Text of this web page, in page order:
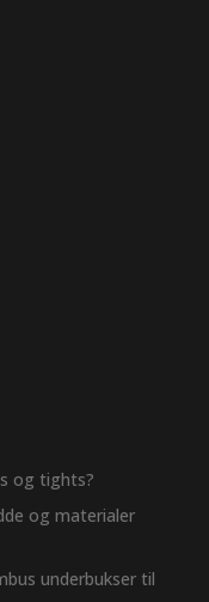
og tights?
og materialer
underbukser til